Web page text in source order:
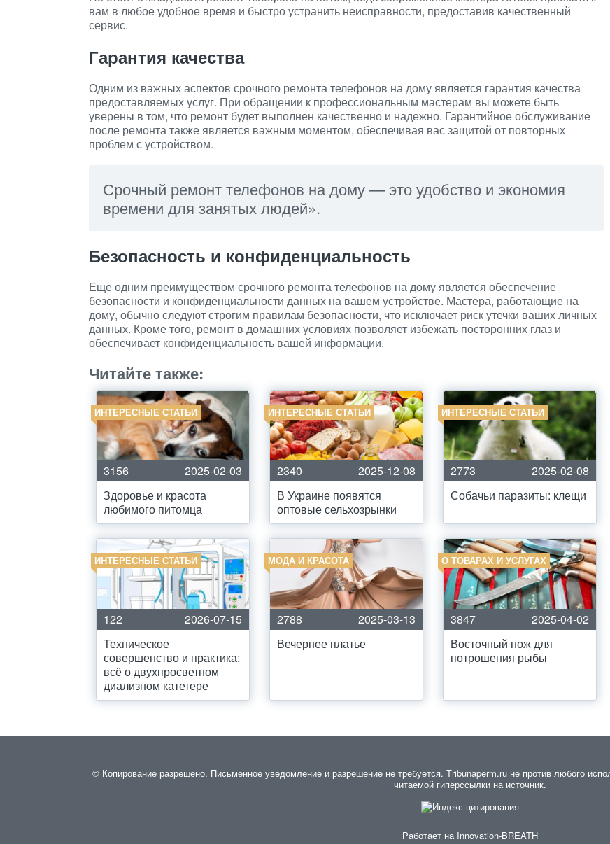
вам в любое удобное время и быстро устранить неисправности, предоставив качественный
сервис.
Гарантия качества
Одним из важных аспектов срочного ремонта телефонов на дому является гарантия качества
предоставляемых услуг. При обращении к профессиональным мастерам вы можете быть
уверены в том, что ремонт будет выполнен качественно и надежно. Гарантийное обслуживание
после ремонта также является важным моментом, обеспечивая вас защитой от повторных
проблем с устройством.
Срочный ремонт телефонов на дому — это удобство и экономия
времени для занятых людей».
Безопасность и конфиденциальность
Еще одним преимуществом срочного ремонта телефонов на дому является обеспечение
безопасности и конфиденциальности данных на вашем устройстве. Мастера, работающие на
дому, обычно следуют строгим правилам безопасности, что исключает риск утечки ваших личных
данных. Кроме того, ремонт в домашних условиях позволяет избежать посторонних глаз и
обеспечивает конфиденциальность вашей информации.
Читайте также:
ИНТЕРЕСНЫЕ СТАТЬИ
3156
2025-02-03
Здоровье и красота
любимого питомца
ИНТЕРЕСНЫЕ СТАТЬИ
2340
2025-12-08
В Украине появятся
оптовые сельхозрынки
ИНТЕРЕСНЫЕ СТАТЬИ
2773
2025-02-08
Собачьи паразиты: клещи
ИНТЕРЕСНЫЕ СТАТЬИ
122
2026-07-15
Техническое
совершенство и практика:
всё о двухпросветном
диализном катетере
МОДА И КРАСОТА
2788
2025-03-13
Вечернее платье
О ТОВАРАХ И УСЛУГАХ
3847
2025-04-02
Восточный нож для
потрошения рыбы
© Копирование разрешено. Письменное уведомление и разрешение не требуется. Тribunaperm.ru не против любого
читаемой гиперссылки на источник.
Работает на Innovation-BREATH